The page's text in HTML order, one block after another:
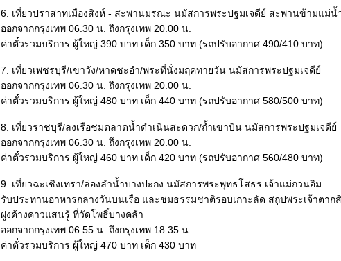
6. เที่ยวปราสาทเมืองสิงห์ - สะพานมรณะ นมัสการพระปฐมเจดีย์ สะพานข้ามแม่น้
ออกจากกรุงเทพ 06.30 น. ถึงกรุงเทพ 20.00 น.
ค่าตั๋วรวมบริการ ผู้ใหญ่ 390 บาท เด็ก 350 บาท (รถปรับอากาศ 490/410 บาท)
7. เที่ยวเพชรบุรี/เขาวัง/หาดชะอำ/พระที่นั่งมฤคทายวัน นมัสการพระปฐมเจดีย์
ออกจากกรุงเทพ 06.30 น. ถึงกรุงเทพ 20.00 น.
ค่าตั๋วรวมบริการ ผู้ใหญ่ 480 บาท เด็ก 440 บาท (รถปรับอากาศ 580/500 บาท)
8. เที่ยวราชบุรี/ลงเรือชมตลาดน้ำดำเนินสะดวก/ถ้ำเขาบิน นมัสการพระปฐมเจดีย์
ออกจากกรุงเทพ 06.30 น. ถึงกรุงเทพ 20.00 น.
ค่าตั๋วรวมบริการ ผู้ใหญ่ 460 บาท เด็ก 420 บาท (รถปรับอากาศ 560/480 บาท)
9. เที่ยวฉะเชิงเทรา/ล่องลำน้ำบางปะกง นมัสการพระพุทธโสธร เจ้าแม่กวนอิม
รับประทานอาหารกลางวันบนเรือ และชมธรรมชาติรอบเกาะลัด สถูปพระเจ้าตาก
ฝูงค้างคาวแสนรู้ ที่วัดโพธิ์บางคล้า
ออกจากกรุงเทพ 06.55 น. ถึงกรุงเทพ 18.35 น.
ค่าตั๋วรวมบริการ ผู้ใหญ่ 470 บาท เด็ก 430 บาท